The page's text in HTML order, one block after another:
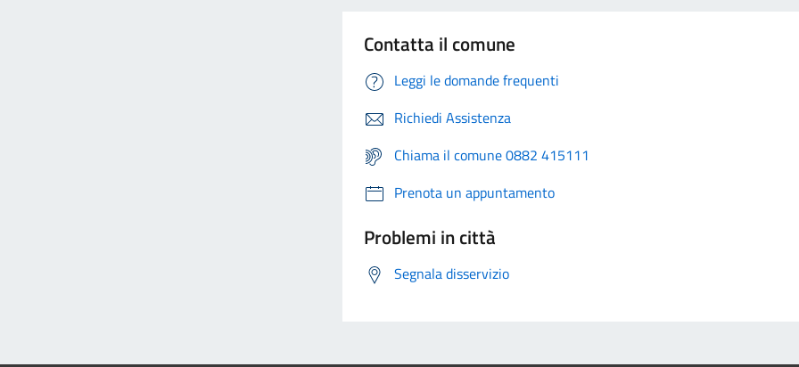
Contatta il comune
Leggi le domande frequenti
Richiedi Assistenza
Chiama il comune 0882 415111
Prenota un appuntamento
Problemi in città
Segnala disservizio